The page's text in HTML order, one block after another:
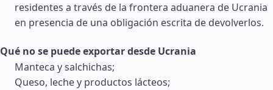
residentes a través de la frontera aduanera de Ucrania
en presencia de una obligación escrita de devolverlos.
Qué no se puede exportar desde Ucrania
Manteca y salchichas;
Queso, leche y productos lácteos;